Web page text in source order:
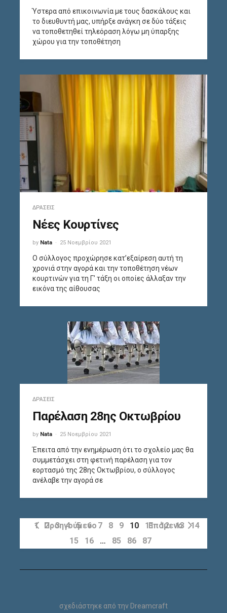
Ύστερα από επικοινωνία με τους δασκάλους και
το διευθυντή μας, υπήρξε ανάγκη σε δύο τάξεις
να τοποθετηθεί τηλεόραση λόγω μη ύπαρξης
χώρου για την τοποθέτηση
ΔΡΆΣΕΙΣ
Νέες Κουρτίνες
by Nata 25 Νοεμβρίου 2021
Ο σύλλογος προχώρησε κατ’εξαίρεση αυτή τη
χρονιά στην αγορά και την τοποθέτηση νέων
κουρτινών για τη Γ’ τάξη οι οποίες άλλαξαν την
εικόνα της αίθουσας
ΔΡΆΣΕΙΣ
Παρέλαση 28ης Οκτωβρίου
by Nata 25 Νοεμβρίου 2021
Έπειτα από την ενημέρωση ότι το σχολείο μας θα
συμμετάσχει στη φετινή παρέλαση για τον
εορτασμό της 28ης Οκτωβρίου, ο σύλλογος
ανέλαβε την αγορά σε
Προηγούμενο
1 2 3 4 5 6 7 8 9 10 11 12 13
14
15
16 … 85 86 87
Επόμενο
σχεδιάστηκε από την Dreamcraft